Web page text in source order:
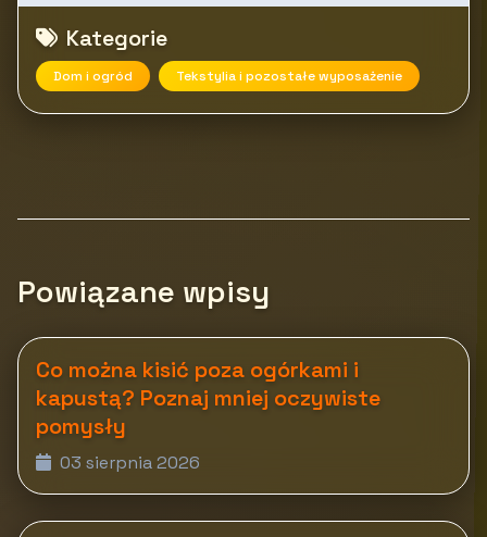
Kategorie
Dom i ogród Tekstylia i pozostałe wyposażenie
Powiązane wpisy
Co można kisić poza ogórkami i
kapustą? Poznaj mniej oczywiste
pomysły
03 sierpnia 2026